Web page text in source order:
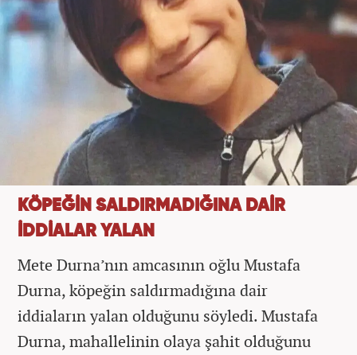
KÖPEĞİN SALDIRMADIĞINA DAİR
İDDİALAR YALAN
Mete Durna’nın amcasının oğlu Mustafa
Durna, köpeğin saldırmadığına dair
iddiaların yalan olduğunu söyledi. Mustafa
Durna, mahallelinin olaya şahit olduğunu